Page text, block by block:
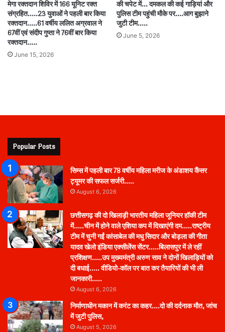
मेगा रक्तदान शिविर में 166 यूनिट रक्त
संग्रहित…..23 युवाओं ने पहली बार किया
रक्तदान…..61 वर्षीय ललित अग्रवाल ने
67वीं एवं संदीप गुप्ता ने 76वीं बार किया
रक्तदान…..
June 15, 2026
की चपेट में… दमकल की कई गाड़ियां और
पुलिस टीम पहुंची मौके पर….आग बुझाने
जुटी टीम…..
June 5, 2026
Popular Posts
सिम्स में पहली बार 78 वर्षीय महिला मरीज के अंडाशय कैंसर
ट्यूमर की सफल सर्जरी…..
August 6, 2026
छत्तीसगढ़ की दो खिलाड़ी भारतीय महिला जूनियर हॉकी टीम
में…..चीन में होने वाले एशिया कप में दिखाएंगी दम…..राष्ट्रीय
टीम में चुनी गईं कांसाबेल की मधु सिदार और बोड़ला की गीता
यादव खेलो इंडिया एक्सीलेंस सेंटर…..बिलासपुर में ले रहीं
प्रशिक्षण…..उप मुख्यमंत्री अरुण साव ने दोनों खिलाड़ियों को
दी बधाई….. वीडियो-कॉल पर बात कर तैयारियों की भी ली
जानकारी…..
August 6, 2026
निर्माणाधीन मकान में करंट का कहर….दो की दर्दनाक मौत, जांच
में जुटी पुलिस,
August 5, 2026